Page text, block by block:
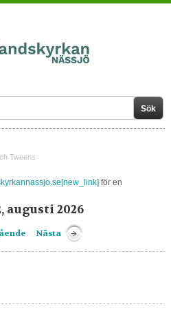
Tweens
för en
augusti 2026
Nästa